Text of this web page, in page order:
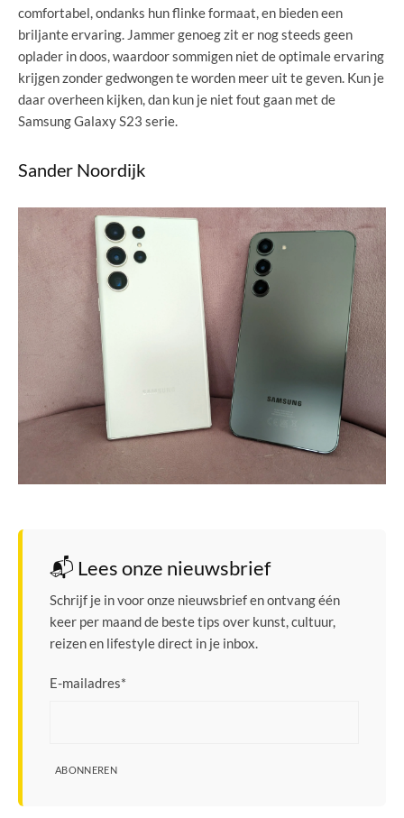
comfortabel, ondanks hun flinke formaat, en bieden een
briljante ervaring. Jammer genoeg zit er nog steeds geen
oplader in doos, waardoor sommigen niet de optimale ervaring
krijgen zonder gedwongen te worden meer uit te geven. Kun je
daar overheen kijken, dan kun je niet fout gaan met de
Samsung Galaxy S23 serie.
Sander Noordijk
📬 Lees onze nieuwsbrief
Schrijf je in voor onze nieuwsbrief en ontvang één
keer per maand de beste tips over kunst, cultuur,
reizen en lifestyle direct in je inbox.
E-mailadres*
ABONNEREN